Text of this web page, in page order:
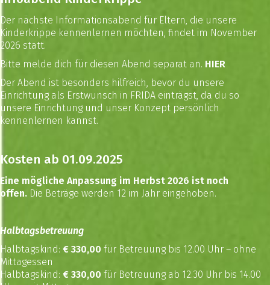
Der nächste Informationsabend für Eltern, die unsere
Kinderkrippe kennenlernen möchten, findet im November
2026 statt.
Bitte melde dich für diesen Abend separat an. HIER
Der Abend ist besonders hilfreich, bevor du unsere
Einrichtung als Erstwunsch in FRIDA einträgst, da du so
unsere Einrichtung und unser Konzept persönlich
kennenlernen kannst.
Kosten ab 01.09.2025
Eine mögliche Anpassung im Herbst 2026 ist noch
offen. Die Beträge werden 12 im Jahr eingehoben.
Halbtagsbetreuung
Halbtagskind: € 330,00 für Betreuung bis 12.00 Uhr – ohne
Mittagessen
Halbtagskind: € 330,00 für Betreuung ab 12.30 Uhr bis 14.00